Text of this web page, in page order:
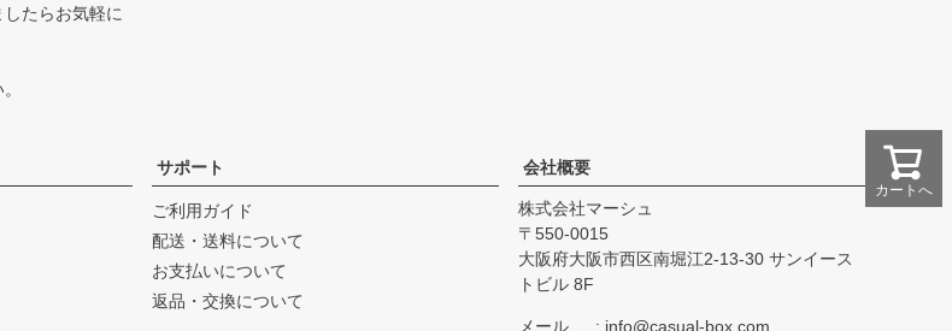
カートへ
たらお気軽に
サポート
ご利用ガイド
配送・送料について
お支払いについて
返品・交換について
会社概要
株式会社マーシュ
550-0015
大阪府大阪市西区南堀江2-13-30 サンイース
トビル 8F
メール info@casual-box.com